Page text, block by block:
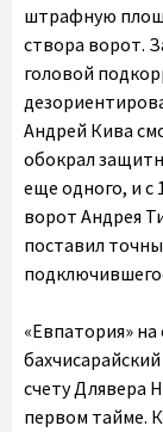
штрафную
створа ворот.
головой
Андрей Кива
обокрал
еще одного, и с
ворот Андрея
поставил
«Евпатория»
счету Длявера
первом тайме.